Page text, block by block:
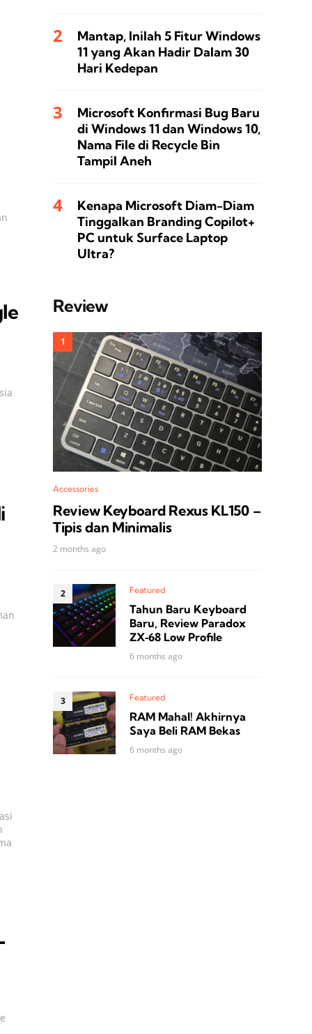
Mantap, Inilah 5 Fitur Windows
11 yang Akan Hadir Dalam 30
Hari Kedepan
Microsoft Konfirmasi Bug Baru
di Windows 11 dan Windows 10,
Nama File di Recycle Bin
Tampil Aneh
Kenapa Microsoft Diam-Diam
Tinggalkan Branding Copilot+
PC untuk Surface Laptop
Ultra?
Review
Accessories
Review Keyboard Rexus KL150 –
Tipis dan Minimalis
2 months ago
Featured
Tahun Baru Keyboard
Baru, Review Paradox
ZX‑68 Low Profile
6 months ago
Featured
RAM Mahal! Akhirnya
Saya Beli RAM Bekas
6 months ago